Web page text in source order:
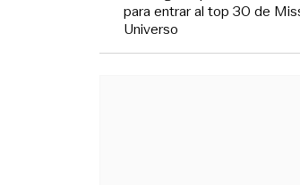
para entrar al top 30 de
Universo